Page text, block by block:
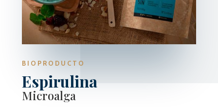
BIOPRODUCTO
Espirulina
Microalga